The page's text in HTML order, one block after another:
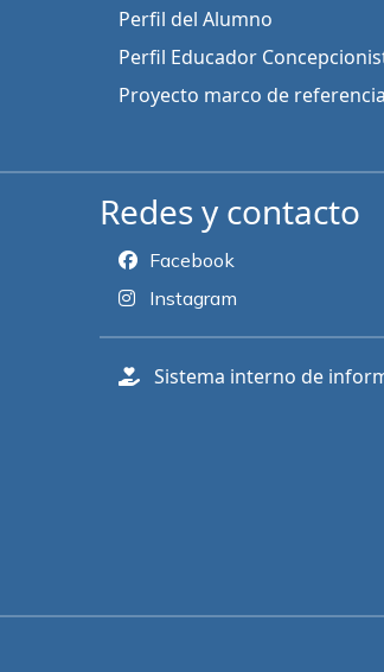
Perfil del Alumno
Perfil Educador
Proyecto marco de referencia
Redes y contacto
Facebook
Instagram
Sistema interno de